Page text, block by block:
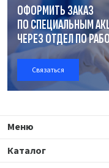
ОФОРМИТЬ ЗАКАЗ
ПО СПЕЦИАЛЬНЫМ
ЧЕРЕЗ ОТДЕЛПО
Связаться
Меню
Каталог